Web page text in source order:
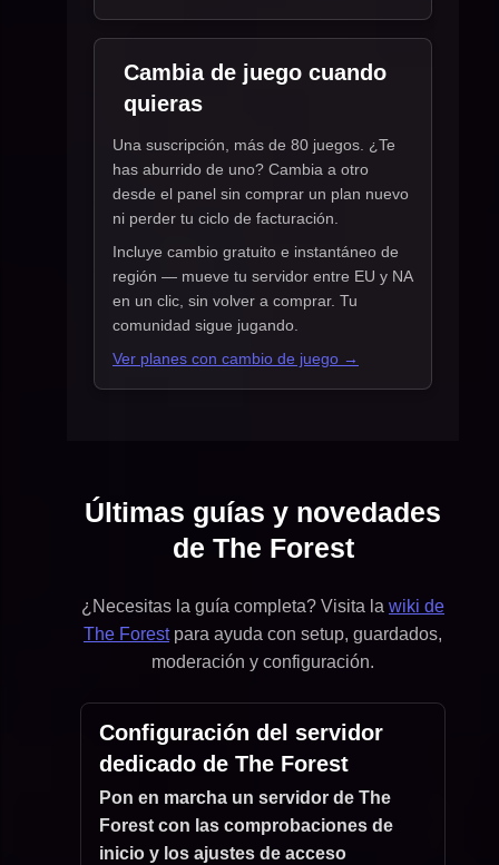
Cambia de juego cuando
quieras
Una suscripción, más de 80 juegos. ¿Te
has aburrido de uno? Cambia a otro
desde el panel sin comprar un plan nuevo
ni perder tu ciclo de facturación.
Incluye cambio gratuito e instantáneo de
región — mueve tu servidor entre EU y NA
en un clic, sin volver a comprar. Tu
comunidad sigue jugando.
Ver planes con cambio de juego →
Últimas guías y novedades
de The Forest
¿Necesitas la guía completa? Visita la wiki de
The Forestpara ayuda con setup, guardados,
moderación y configuración.
Configuración del servidor
dedicado de The Forest
Pon en marcha un servidor de The
Forest con las comprobaciones de
inicio y los ajustes de acceso